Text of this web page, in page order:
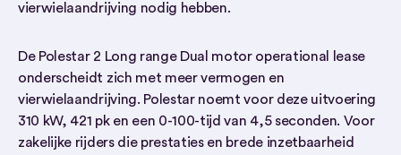
vierwielaandrijving nodig hebben.
De Polestar 2 Long range Dual motor operational lease
onderscheidt zich met meer vermogen en
vierwielaandrijving. Polestar noemt voor deze uitvoering
310 kW, 421 pk en een 0-100-tijd van 4,5 seconden. Voor
zakelijke rijders die prestaties en brede inzetbaarheid